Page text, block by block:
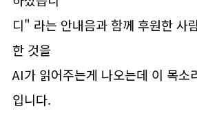
디" 라는 안내음과 함께 후원한 사
한 것을
AI가 읽어주는게 나오는데 이 목소
입니다.